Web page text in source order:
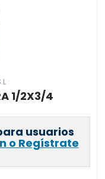
1/2X3/4
usuarios
o Regístrate